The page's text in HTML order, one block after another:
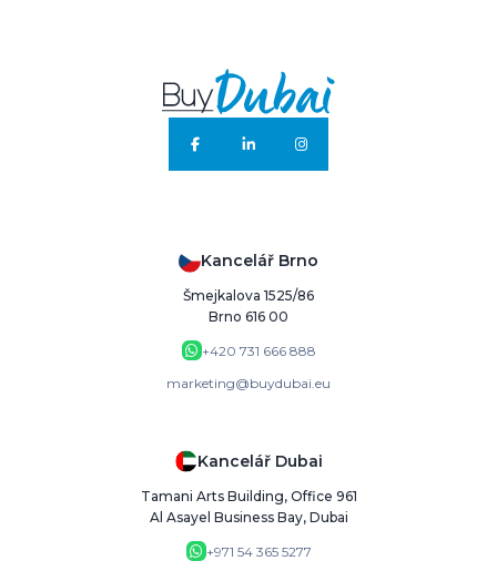
Kancelář Brno
Šmejkalova 1525/86
Brno 616 00
+420 731 666 888
marketing@buydubai.eu
Kancelář Dubai
Tamani Arts Building, Office 961
Al Asayel Business Bay, Dubai
+971 54 365 5277